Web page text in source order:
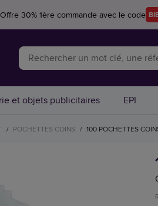
Offre 30% 1ère commande avec le code
et objets publicitaires EPI
/ POCHETTES COINS / 100 POCHETTES